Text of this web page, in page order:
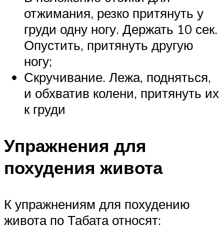
отжимания, резко притянуть у
груди одну ногу. Держать 10 сек.
Опустить, притянуть другую
ногу;
Скручивание. Лежа, подняться,
и обхватив колени, притянуть их
к груди
Упражнения для
похудения живота
К упражнениям для похудению
живота по Табата относят: